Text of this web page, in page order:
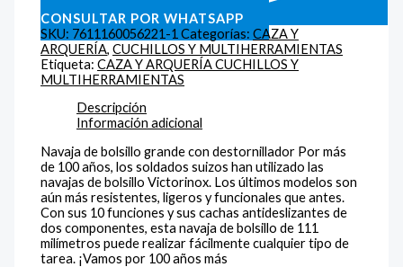
CONSULTAR POR WHATSAPP
SKU: 7611160056221-1 Categorías:CAZA Y
ARQUERÍA,CUCHILLOS Y MULTIHERRAMIENTAS
Etiqueta:CAZA Y ARQUERÍA CUCHILLOS Y
MULTIHERRAMIENTAS
Descripción
Información adicional
Navaja de bolsillo grande con destornillador Por más
de 100 años, los soldados suizos han utilizado las
navajas de bolsillo Victorinox. Los últimos modelos son
aún más resistentes, ligeros y funcionales que antes.
Con sus 10 funciones y sus cachas antideslizantes de
dos componentes, esta navaja de bolsillo de 111
milímetros puede realizar fácilmente cualquier tipo de
tarea. ¡Vamos por 100 años más